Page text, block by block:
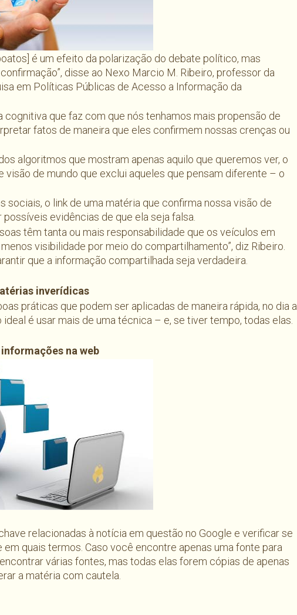
é um efeito da polarização do debate político, mas
disse ao Nexo Marcio M. Ribeiro, professor da
em Políticas Públicas de Acesso a Informação da
que faz com que nós tenhamos mais propensão de
fatos de maneira que eles confirmem nossas crenças ou
algoritmos que mostram apenas aquilo que queremos ver, o
visão de mundo que exclui aqueles que pensam diferente – o
sociais, o link de uma matéria que confirma nossa visão de
evidências de que ela seja falsa.
têm tanta ou mais responsabilidade que os veículos em
visibilidade por meio do compartilhamento”, diz Ribeiro.
que a informação compartilhada seja verdadeira.
inverídicas
práticas que podem ser aplicadas de maneira rápida, no dia a
é usar mais de uma técnica – e, se tiver tempo, todas elas.
na web
relacionadas à notícia em questão no Google e verificar se
quais termos. Caso você encontre apenas uma fonte para
várias fontes, mas todas elas forem cópias de apenas
a matéria com cautela.